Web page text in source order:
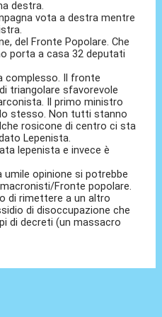
destra.
vota a destra mentre
del Fronte Popolare. Che
porta a casa 32 deputati
complesso. Il fronte
triangolare sfavorevole
Il primo ministro
stesso. Non tutti stanno
rosicone di centro ci sta
Lepenista.
lepenista e invece è
umile opinione si potrebbe
Fronte popolare.
di rimettere a un altro
di disoccupazione che
di decreti (un massacro